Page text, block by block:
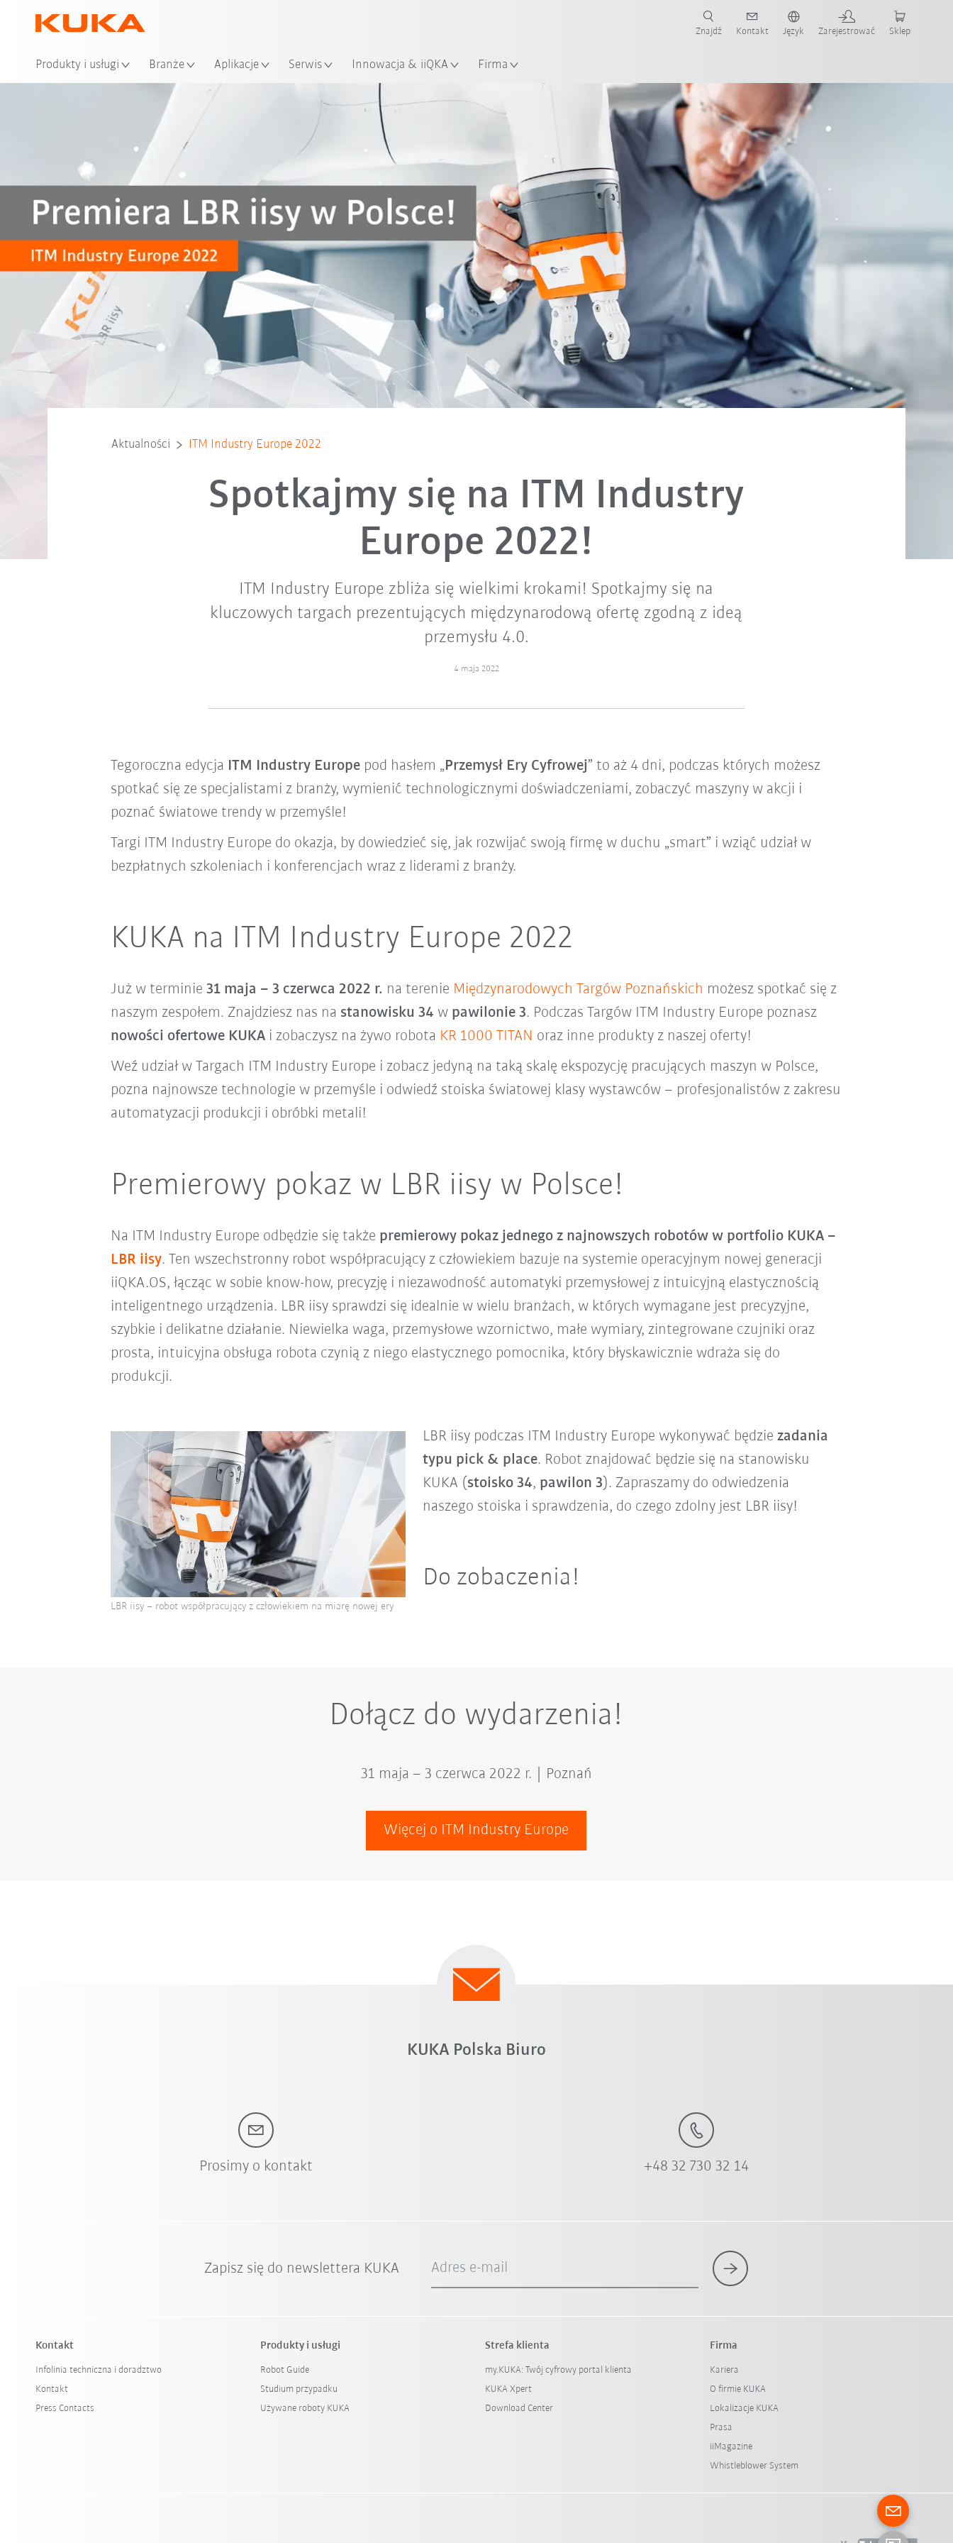
Produkty i usługi Branże Aplikacje Serwis Innowacja & iiQKA Firma
Znajdź Kontakt Język Zarejestrować Sklep
Aktualności ITM Industry Europe 2022
Spotkajmy się na ITM Industry
Europe 2022!
ITM Industry Europe zbliża się wielkimi krokami! Spotkajmy się na
kluczowych targach prezentujących międzynarodową ofertę zgodną z ideą
przemysłu 4.0.
4 maja 2022
Tegoroczna edycja ITM Industry Europepod hasłem „Przemysł Ery Cyfrowej” to aż 4 dni, podczas których możesz
spotkać się ze specjalistami z branży, wymienić technologicznymi doświadczeniami, zobaczyć maszyny w akcji i
poznać światowe trendy w przemyśle!
Targi ITM Industry Europe do okazja, by dowiedzieć się, jak rozwijać swoją firmę w duchu „smart” i wziąć udział w
bezpłatnych szkoleniach i konferencjach wraz z liderami z branży.
KUKA na ITM Industry Europe 2022
Już w terminie 31 maja – 3 czerwca 2022 r. na terenie Międzynarodowych Targów Poznańskich możesz spotkać się z
naszym zespołem. Znajdziesz nas na stanowisku 34 w pawilonie 3. Podczas Targów ITM Industry Europe poznasz
nowości ofertowe KUKAi zobaczysz na żywo robota KR 1000 TITAN oraz inne produkty z naszej oferty!
Weź udział w Targach ITM Industry Europe i zobacz jedyną na taką skalę ekspozycję pracujących maszyn w Polsce,
pozna najnowsze technologie w przemyśle i odwiedź stoiska światowej klasy wystawców – profesjonalistów z zakresu
automatyzacji produkcji i obróbki metali!
Premierowy pokaz w LBR iisy w Polsce!
Na ITM Industry Europe odbędzie się także premierowy pokaz jednego z najnowszych robotów w portfolio KUKA –
LBR iisy. Ten wszechstronny robot współpracujący z człowiekiem bazuje na systemie operacyjnym nowej generacji
iiQKA.OS, łącząc w sobie know-how, precyzję i niezawodność automatyki przemysłowej z intuicyjną elastycznością
inteligentnego urządzenia. LBR iisy sprawdzi się idealnie w wielu branżach, w których wymagane jest precyzyjne,
szybkie i delikatne działanie. Niewielka waga, przemysłowe wzornictwo, małe wymiary, zintegrowane czujniki oraz
prosta, intuicyjna obsługa robota czynią z niego elastycznego pomocnika, który błyskawicznie wdraża się do
produkcji.
LBR iisy podczas ITM Industry Europe wykonywać będzie zadania
typu pick & place. Robot znajdować będzie się na stanowisku
KUKA (stoisko 34, pawilon 3). Zapraszamy do odwiedzenia
naszego stoiska i sprawdzenia, do czego zdolny jest LBR iisy!
Do zobaczenia!
LBR iisy – robot współpracujący z człowiekiem na miarę nowej ery
Dołącz do wydarzenia!
31 maja – 3 czerwca 2022 r. | Poznań
Więcej o ITM Industry Europe
KUKA Polska Biuro
Prosimy o kontakt +48 32 730 32 14
Zapisz się do newslettera KUKA Adres e-mail
Kontakt
Infolinia techniczna i doradztwo
Kontakt
Press Contacts
Produkty i usługi
Robot Guide
Studium przypadku
Używane roboty KUKA
Strefa klienta
my.KUKA: Twój cyfrowy portal klienta
KUKA Xpert
Download Center
Firma
Kariera
O firmie KUKA
Lokalizacje KUKA
Prasa
iiMagazine
Whistleblower System